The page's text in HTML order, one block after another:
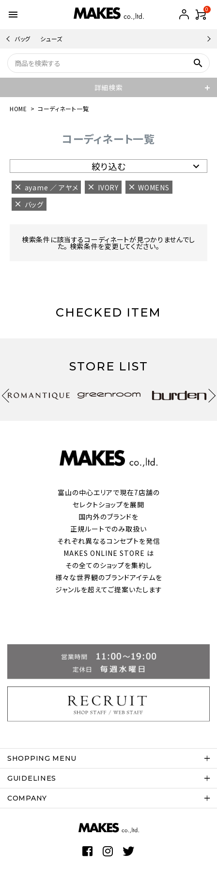
menu 0
バッグ シューズ
search
詳細検索
HOME コーディネート一覧
コーディネート一覧
絞り込む
ayame ／ アヤメ IVORY
WOMENS
バッグ
検索条件に該当するコーディネートが見つかりませんでし
た。 検索条件を変更してください。
CHECKED ITEM
STORE LIST
富山の中心エリアで現在7店舗の
セレクトショップを展開
国内外のブランドを
正規ルートでのみ取扱い
それぞれ異なるコンセプトを発信
MAKES ONLINE STORE は
その全てのショップを集約し
様々な世界観のブランドアイテムを
ジャンルを超えてご提案いたします
SHOPPING MENU
GUIDELINES
COMPANY